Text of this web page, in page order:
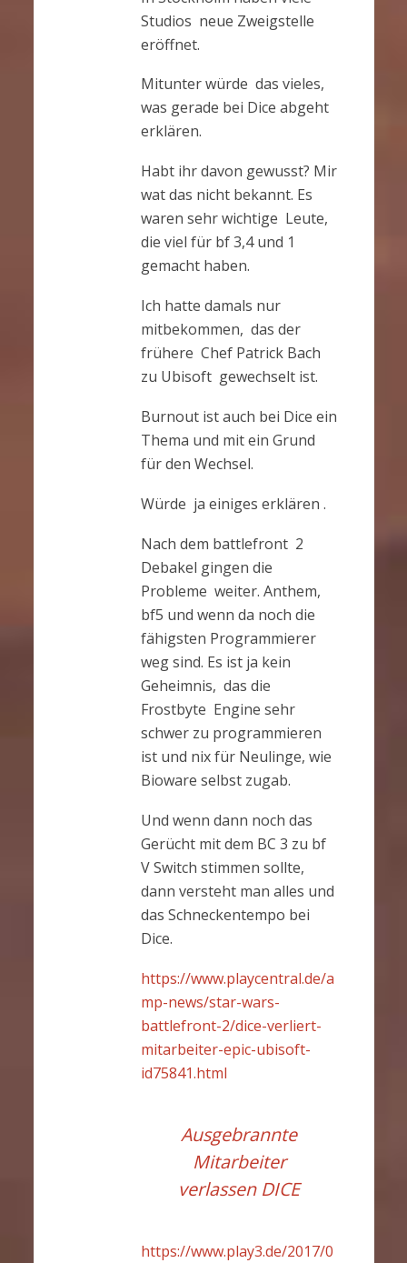
Studios neue Zweigstelle
eröffnet.
Mitunter würde das vieles,
was gerade bei Dice abgeht
erklären.
Habt ihr davon gewusst? Mir
wat das nicht bekannt. Es
waren sehr wichtige Leute,
die viel für bf 3,4 und 1
gemacht haben.
Ich hatte damals nur
mitbekommen, das der
frühere Chef Patrick Bach
zu Ubisoft gewechselt ist.
Burnout ist auch bei Dice ein
Thema und mit ein Grund
für den Wechsel.
Würde ja einiges erklären .
Nach dem battlefront 2
Debakel gingen die
Probleme weiter. Anthem,
bf5 und wenn da noch die
fähigsten Programmierer
weg sind. Es ist ja kein
Geheimnis, das die
Frostbyte Engine sehr
schwer zu programmieren
ist und nix für Neulinge, wie
Bioware selbst zugab.
Und wenn dann noch das
Gerücht mit dem BC 3 zu bf
V Switch stimmen sollte,
dann versteht man alles und
das Schneckentempo bei
Dice.
https://www.playcentral.de/a
mp-news/star-wars-
battlefront-2/dice-verliert-
mitarbeiter-epic-ubisoft-
id75841.html
Ausgebrannte
Mitarbeiter
verlassen DICE
https://www.play3.de/2017/0